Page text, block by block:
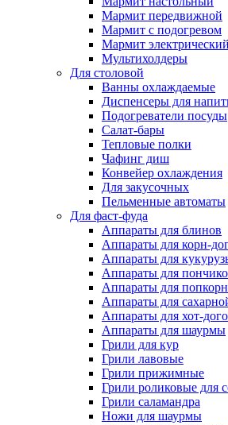
Мармит передвижной
Мармит с подогревом
Мармит электрический
Мультихолдеры
Для столовой
Ванны охлаждаемые
Диспенсеры для
Подогреватели посуды
Салат-бары
Тепловые полки
Чафинг диш
Конвейер охлаждения
Для закусочных
Пельменные автоматы
Для фаст-фуда
Аппараты для блинов
Аппараты для корн-
Аппараты для
Аппараты для
Аппараты для
Аппараты для
Аппараты для хот-
Аппараты для шаурмы
Грили для кур
Грили лавовые
Грили прижимные
Грили роликовые для
Грили саламандра
Ножи для шаурмы